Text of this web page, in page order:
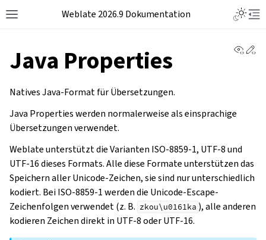
Weblate 2026.9 Dokumentation
Java Properties
Natives Java-Format für Übersetzungen.
Java Properties werden normalerweise als einsprachige
Übersetzungen verwendet.
Weblate unterstützt die Varianten ISO-8859-1, UTF-8 und
UTF-16 dieses Formats. Alle diese Formate unterstützen das
Speichern aller Unicode-Zeichen, sie sind nur unterschiedlich
kodiert. Bei ISO-8859-1 werden die Unicode-Escape-
Zeichenfolgen verwendet (z. B. zkou\u0161ka ), alle anderen
kodieren Zeichen direkt in UTF-8 oder UTF-16.